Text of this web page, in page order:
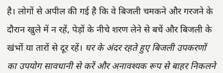
है। लोगों से अपील की गई है कि वे बिजली चमकने और गरजने के
दौरान खुले में न रहें, पेड़ों के नीचे शरण लेने से बचें और बिजली के
खंभों या तारों से दूर रहें। घर के अंदर रहते हुए बिजली उपकरणों
का उपयोग सावधानी से करें और अनावश्यक रूप से बाहर निकलने